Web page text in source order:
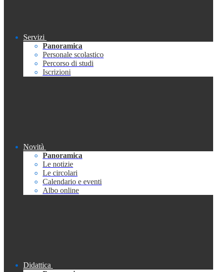
Servizi
Panoramica
Personale scolastico
Percorso di studi
Iscrizioni
Novità
Panoramica
Le notizie
Le circolari
Calendario e eventi
Albo online
Didattica